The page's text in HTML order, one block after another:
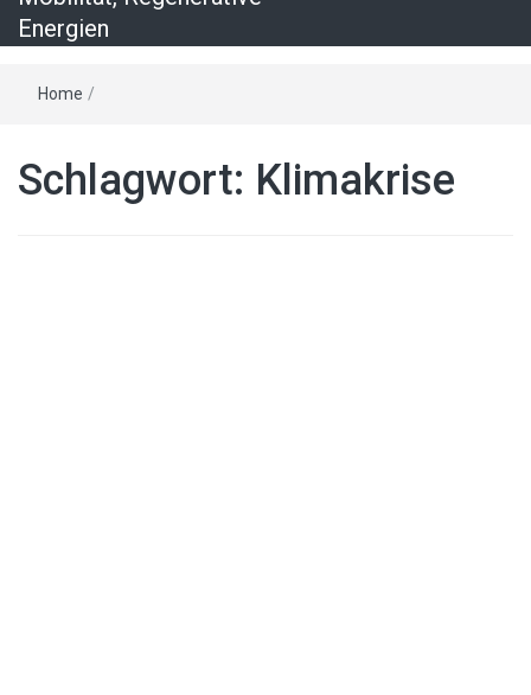
Energien
Energien
Home /
Schlagwort: Klimakrise